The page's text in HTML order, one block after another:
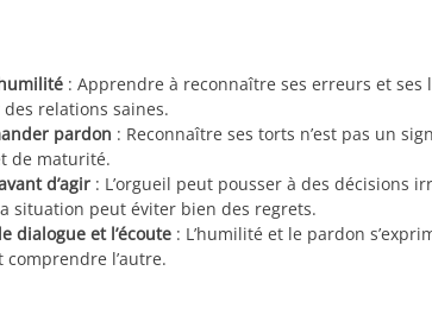
: Apprendre à reconnaître ses erreurs et
relations saines.
pardon : Reconnaître ses torts n’est pas un
de maturité.
d’agir : L’orgueil peut pousser à des décisions
situation peut éviter bien des regrets.
dialogue et l’écoute : L’humilité et le pardon
comprendre l’autre.